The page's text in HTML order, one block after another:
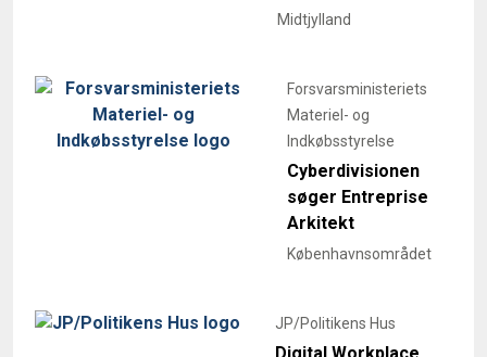
Midtjylland
Forsvarsministeriets
Materiel- og
Indkøbsstyrelse
Cyberdivisionen
søger Entreprise
Arkitekt
Københavnsområdet
JP/Politikens Hus
Digital Workplace